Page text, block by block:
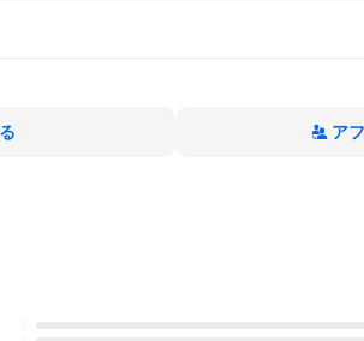
ア